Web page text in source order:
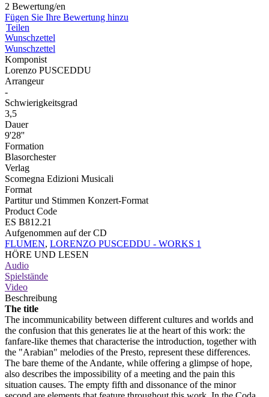
2 Bewertung/en
Fügen Sie Ihre Bewertung hinzu
Teilen
Wunschzettel
Wunschzettel
Komponist
Lorenzo PUSCEDDU
Arrangeur
-
Schwierigkeitsgrad
3,5
Dauer
9'28''
Formation
Blasorchester
Verlag
Scomegna Edizioni Musicali
Format
Partitur und Stimmen Konzert-Format
Product Code
ES B812.21
Aufgenommen auf der CD
FLUMEN, LORENZO PUSCEDDU - WORKS 1
HÖRE UND LESEN
Audio
Spielstände
Video
Beschreibung
The title
The incommunicability between different cultures and worlds and
the confusion that this generates lie at the heart of this work: the
fanfare-like themes that characterise the introduction, together with
the "Arabian" melodies of the Presto, represent these differences.
The bare theme of the Andante, while offering a glimpse of hope,
also describes the impossibility of a meeting and the pain this
situation causes. The empty fifth and dissonance of the minor